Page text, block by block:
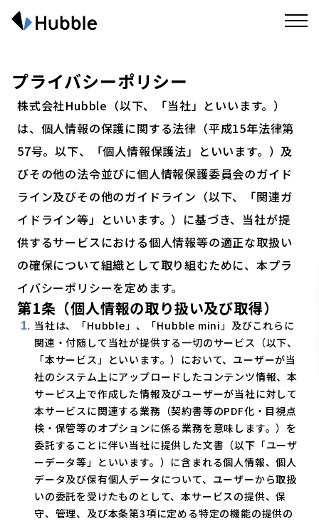
プライバシーポリシー
株式会社Hubble（以下、「当社」といいます。）
は、個人情報の保護に関する法律（平成15年法律第
57号。以下、「個人情報保護法」といいます。）及
びその他の法令並びに個人情報保護委員会のガイド
ライン及びその他のガイドライン（以下、「関連ガ
イドライン等」といいます。）に基づき、当社が提
供するサービスにおける個人情報等の適正な取扱い
の確保について組織として取り組むために、本プラ
イバシーポリシーを定めます。
第1条（個人情報の取り扱い及び取得）
当社は、「Hubble」、「Hubble mini」及びこれらに
関連・付随して当社が提供する一切のサービス（以下、
「本サービス」といいます。）において、ユーザーが当
社のシステム上にアップロードしたコンテンツ情報、本
サービス上で作成した情報及びユーザーが当社に対して
本サービスに関連する業務（契約書等のPDF化・目視点
検・保管等のオプションに係る業務を意味します。）を
委託することに伴い当社に提供した文書（以下「ユーザ
ーデータ等」といいます。）に含まれる個人情報、個人
データ及び保有個人データについて、ユーザーから取扱
いの委託を受けたものとして、本サービスの提供、保
守、管理、及び本条第3項に定める特定の機能の提供の